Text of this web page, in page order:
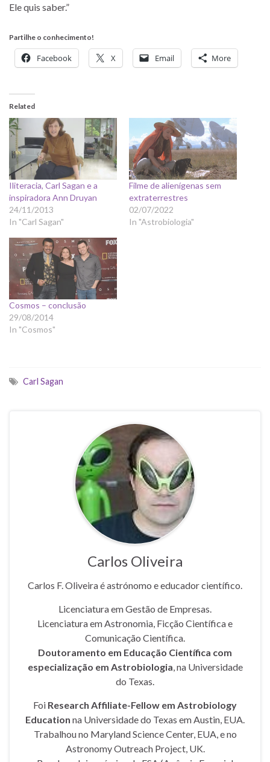
Ele quis saber.”
Partilhe o conhecimento!
Facebook X Email More
Related
Iliteracia, Carl Sagan e a
inspiradora Ann Druyan
24/11/2013
In "Carl Sagan"
Filme de alienígenas sem
extraterrestres
02/07/2022
In "Astrobiologia"
Cosmos – conclusão
29/08/2014
In "Cosmos"
Carl Sagan
Carlos Oliveira
Carlos F. Oliveira é astrónomo e educador científico.
Licenciatura em Gestão de Empresas.
Licenciatura em Astronomia, Ficção Científica e
Comunicação Científica.
Doutoramento em Educação Científica com
especialização em Astrobiologia, na Universidade
do Texas.
Foi Research Affiliate-Fellow em Astrobiology
Education na Universidade do Texas em Austin, EUA.
Trabalhou no Maryland Science Center, EUA, e no
Astronomy Outreach Project, UK.